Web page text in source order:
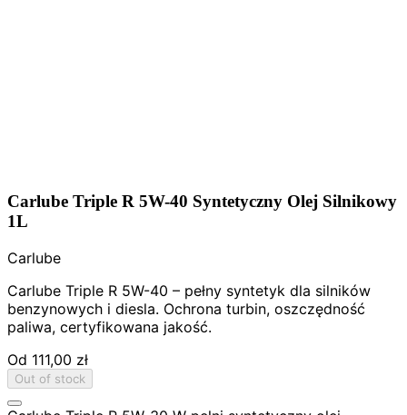
Carlube Triple R 5W-40 Syntetyczny Olej Silnikowy
1L
Carlube
Carlube Triple R 5W-40 – pełny syntetyk dla silników
benzynowych i diesla. Ochrona turbin, oszczędność
paliwa, certyfikowana jakość.
Od 111,00 zł
Out of stock